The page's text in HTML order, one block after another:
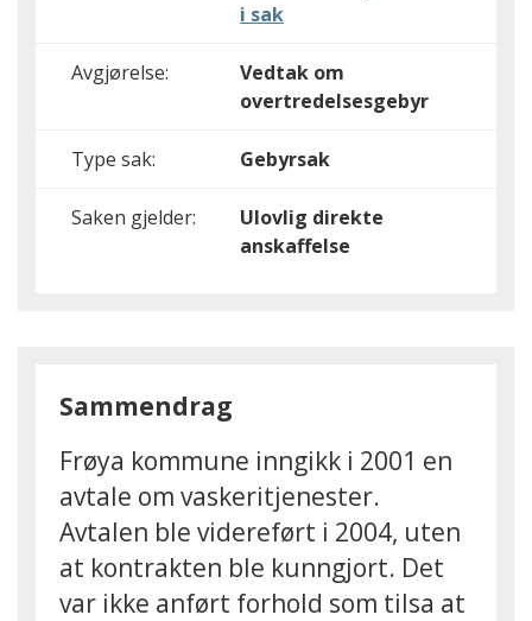
i sak
Avgjørelse:
Vedtak om
overtredelsesgebyr
Type sak: Gebyrsak
Saken gjelder:
Ulovlig direkte
anskaffelse
Sammendrag
Frøya kommune inngikk i 2001 en
avtale om vaskeritjenester.
Avtalen ble videreført i 2004, uten
at kontrakten ble kunngjort. Det
var ikke anført forhold som tilsa at